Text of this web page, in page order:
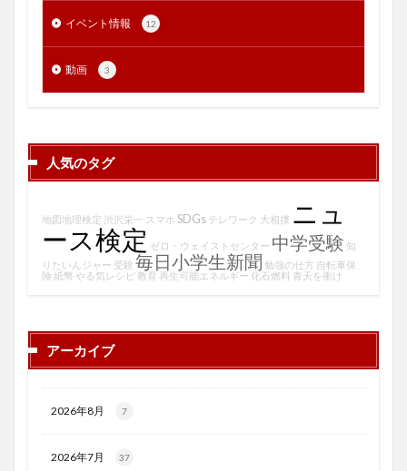
イベント情報 12
動画 3
人気のタグ
地図地理検定 渋沢栄一 スマホ SDGs テレワーク 大相撲 ニュ
ース検定 ゼロ・ウェイストセンター 中学受験 知
りたいんジャー 受験 毎日小学生新聞 勉強の仕方 自転車保
険 紙幣 やる気レシピ 教育 再生可能エネルギー 化石燃料 青天を衝け
アーカイブ
2026年8月 7
2026年7月 37